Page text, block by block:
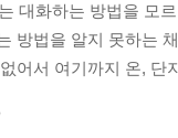
는 대화하는 방법을
방법을 알지 못하는
어서 여기까지 온, 단